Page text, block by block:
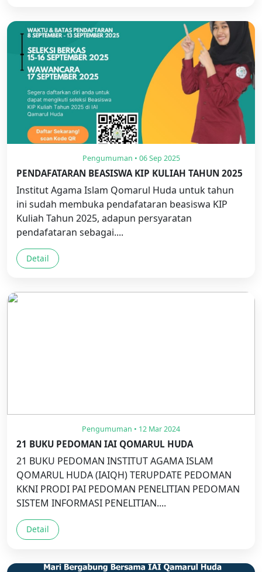
Pengumuman • 06 Sep 2025
PENDAFATARAN BEASISWA KIP KULIAH TAHUN 2025
Institut Agama Islam Qomarul Huda untuk tahun
ini sudah membuka pendafataran beasiswa KIP
Kuliah Tahun 2025, adapun persyaratan
pendafataran sebagai....
Detail
Pengumuman • 12 Mar 2024
21 BUKU PEDOMAN IAI QOMARUL HUDA
21 BUKU PEDOMAN INSTITUT AGAMA ISLAM
QOMARUL HUDA (IAIQH) TERUPDATE PEDOMAN
KKNI PRODI PAI PEDOMAN PENELITIAN PEDOMAN
SISTEM INFORMASI PENELITIAN....
Detail